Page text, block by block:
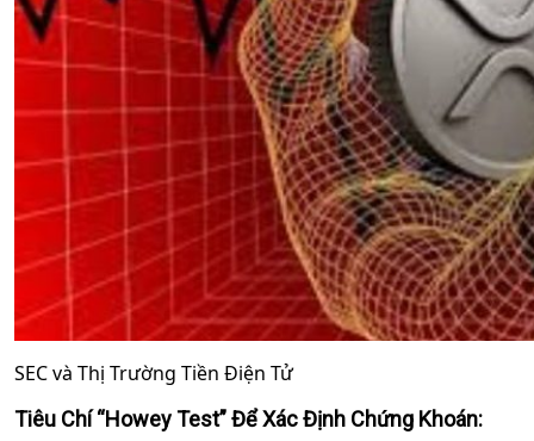
SEC và Thị Trường Tiền Điện Tử
Tiêu Chí “Howey Test” Để Xác Định Chứng Khoán: